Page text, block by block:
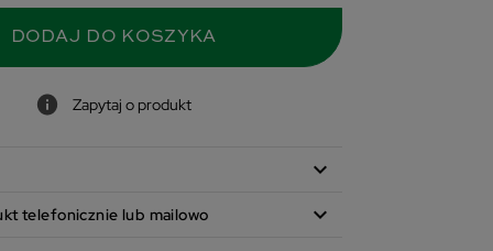
DODAJ DO KOSZYKA
Zapytaj o produkt
expand_more
telefonicznie lub mailowo expand_more